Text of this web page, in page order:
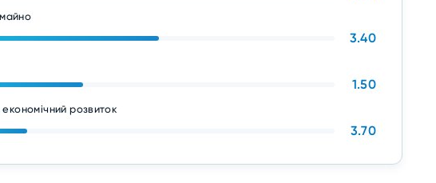
3.40
1.50
економічний розвиток
3.70